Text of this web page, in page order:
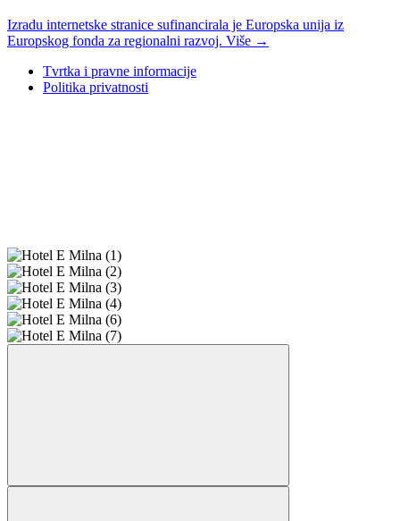
Izradu internetske stranice sufinancirala je Europska unija iz
Europskog fonda za regionalni razvoj. Više →
Tvrtka i pravne informacije
Politika privatnosti